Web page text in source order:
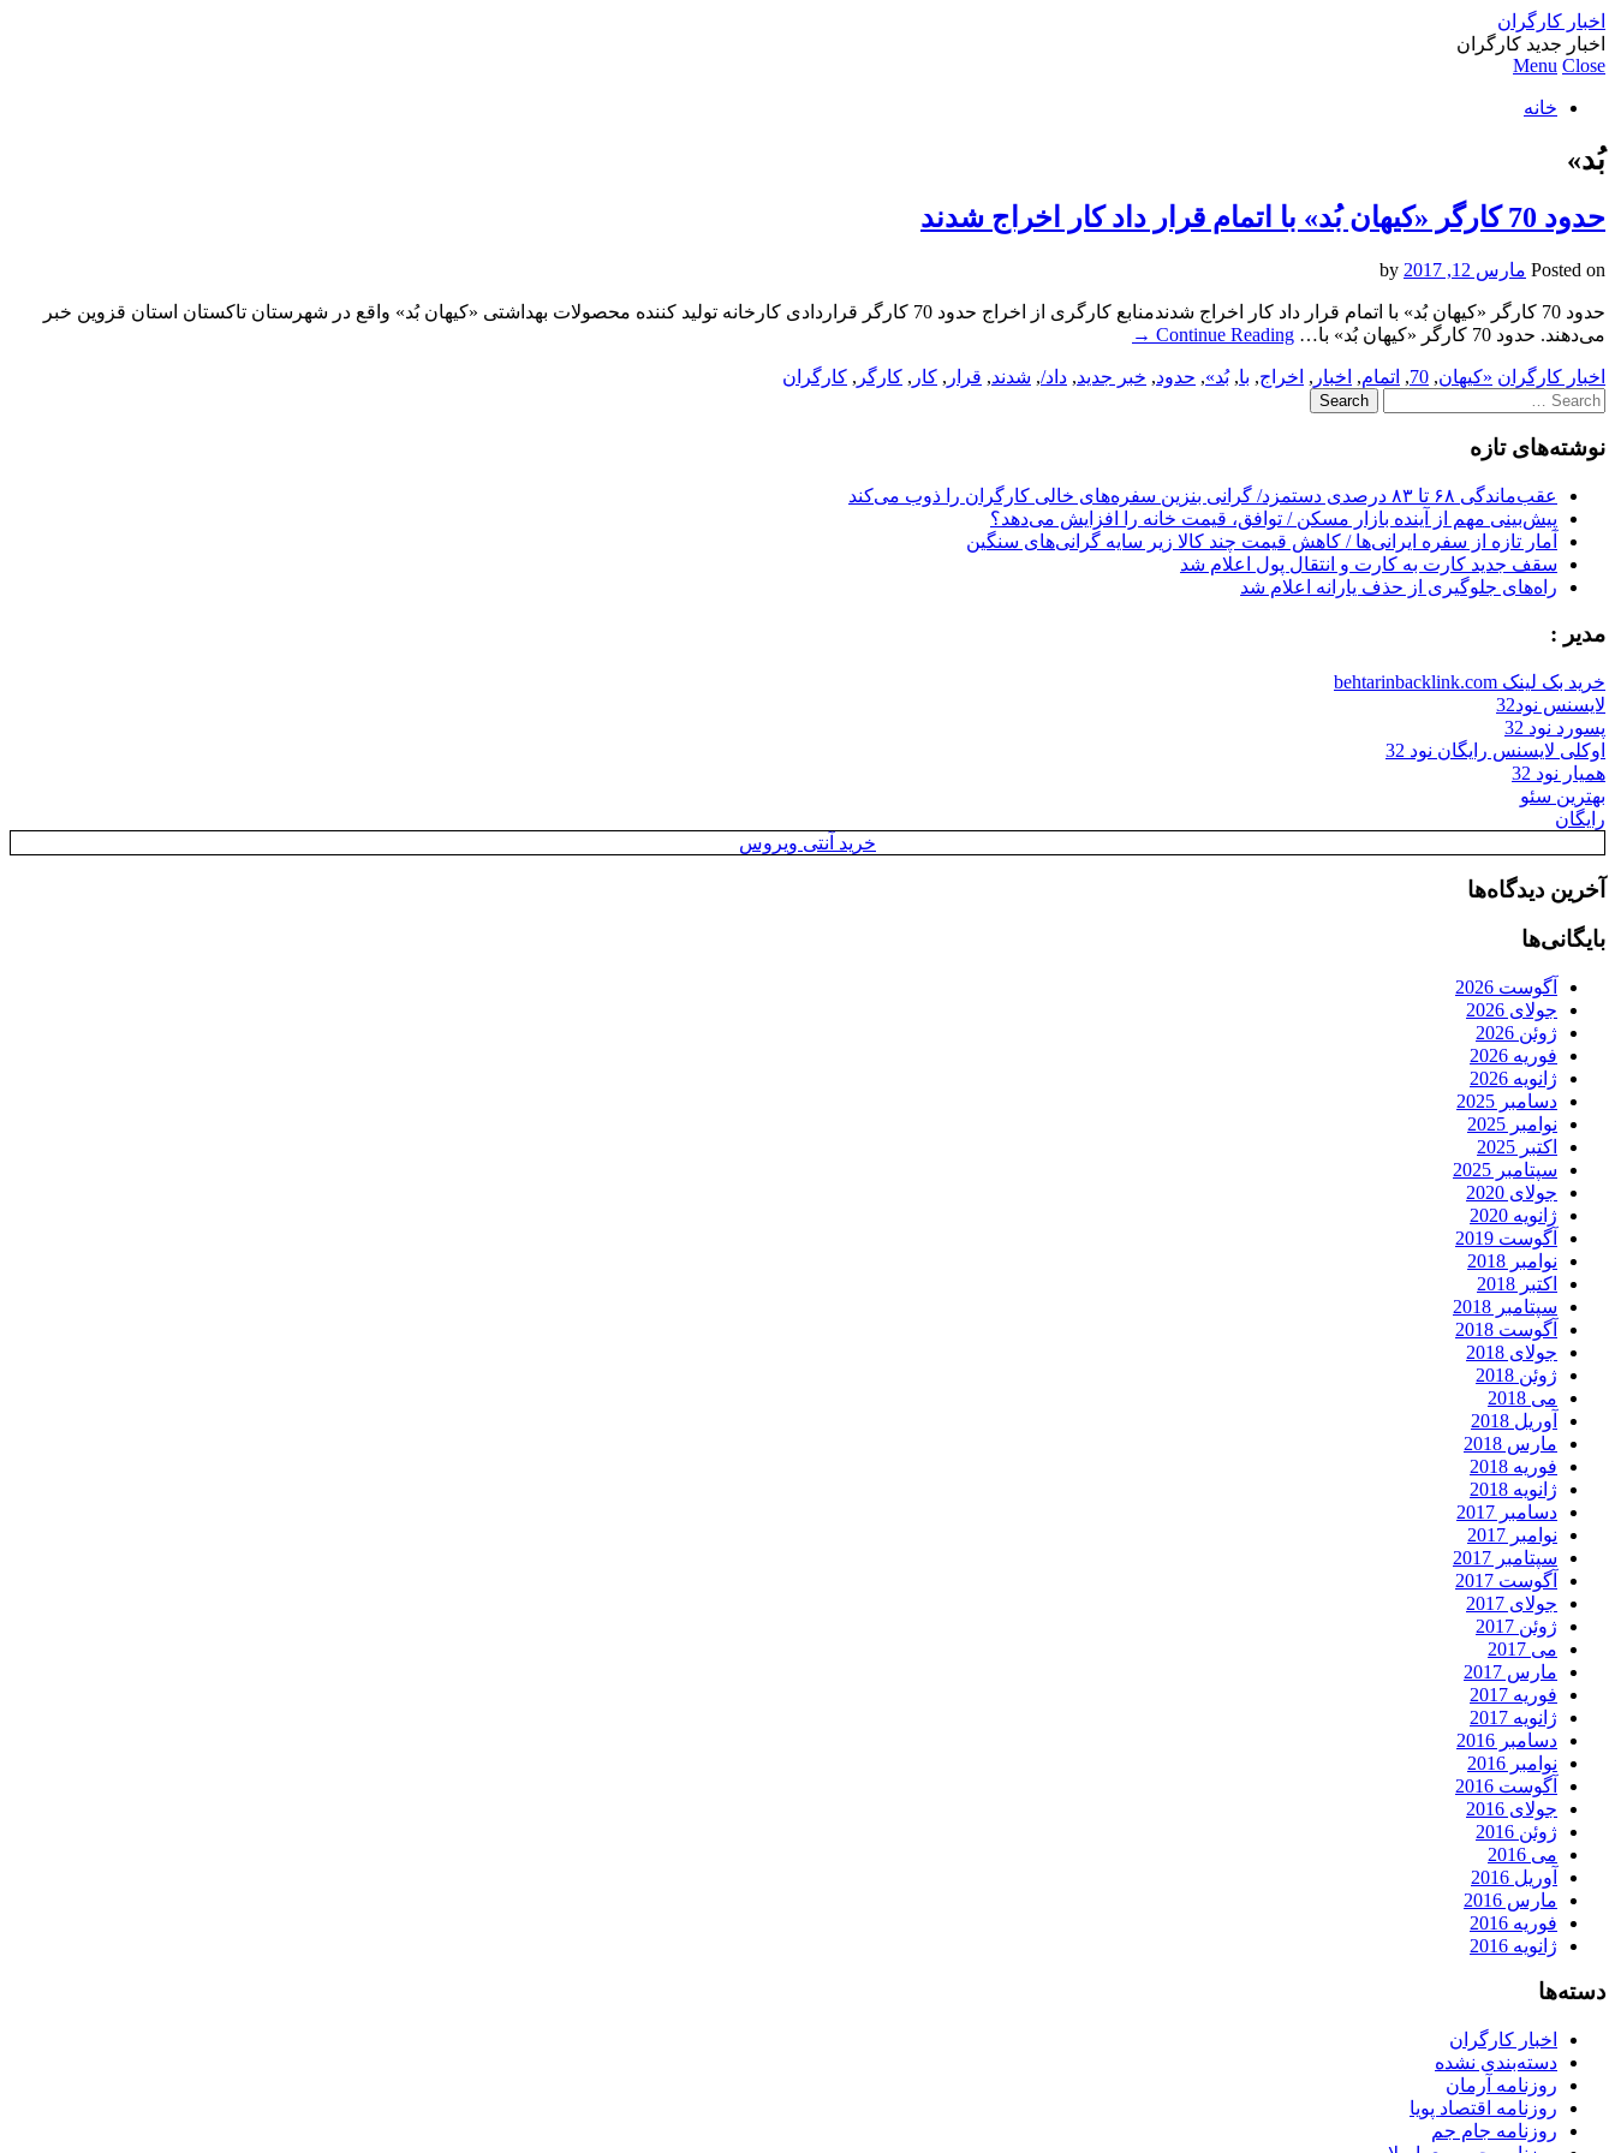
اخبار کارگران
اخبار جدید کارگران
Menu Close
خانه
بُد»
حدود 70 کارگر «کیهان بُد» با اتمام قرار داد کار اخراج شدند
Posted on مارس 12, 2017
حدود 70 کارگر «کیهان بُد» با اتمام قرار داد کار اخراج شدندمنابع کارگری از اخراج حدود 70 کارگر قراردادی کارخانه تولید کننده محصولات بهداشتی «کیهان بُد» واقع در شهرستان تاکستان استان قزوین خبر
می‌دهند. حدود 70 کارگر «کیهان بُد» با…
Continue Reading
→
اخبار کارگران «کیهان,
70
, اتمام, اخبار , اخراج, با,بُد», حدود, خبر جدید, داد/, شدند, قرار , کار , کارگر , کارگران
Search
for:
نوشته‌های تازه
عقب‌ماندگی ۶۸ تا ۸۳ درصدی دستمزد/ گرانی بنزین سفره‌های خالی کارگران را ذوب می‌کند
پیش‌بینی مهم از آینده بازار مسکن / توافق، قیمت خانه را افزایش می‌دهد؟
آمار تازه از سفره ایرانی‌ها / کاهش قیمت چند کالا زیر سایه گرانی‌های سنگین
سقف جدید کارت به کارت و انتقال پول اعلام شد
راه‌های جلوگیری از حذف یارانه اعلام شد
مدیر :
خرید بک لینک behtarinbacklink.com
لایسنس نود32
پسورد نود 32
اوکلی لایسنس رایگان نود 32
همیار نود 32
بهترین سئو
رایگان
خرید آنتی ویروس
آخرین دیدگاه‌ها
بایگانی‌ها
آگوست 2026
جولای 2026
ژوئن 2026
فوریه 2026
ژانویه 2026
دسامبر 2025
نوامبر 2025
اکتبر 2025
سپتامبر 2025
جولای 2020
ژانویه 2020
آگوست 2019
نوامبر 2018
اکتبر 2018
سپتامبر 2018
آگوست 2018
جولای 2018
ژوئن 2018
می 2018
آوریل 2018
مارس 2018
فوریه 2018
ژانویه 2018
دسامبر 2017
نوامبر 2017
سپتامبر 2017
آگوست 2017
جولای 2017
ژوئن 2017
می 2017
مارس 2017
فوریه 2017
ژانویه 2017
دسامبر 2016
نوامبر 2016
آگوست 2016
جولای 2016
ژوئن 2016
می 2016
آوریل 2016
مارس 2016
فوریه 2016
ژانویه 2016
دسته‌ها
اخبار کارگران
دسته‌بندی نشده
روزنامه آرمان
روزنامه اقتصاد پویا
روزنامه جام جم